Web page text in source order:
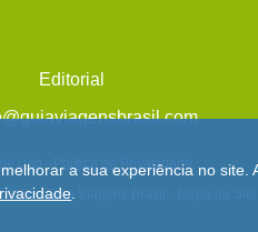
Editorial
Uso
Política de Privacidade
- Guia Viagens Brasil -
Mapa do Site
a sua experiência no